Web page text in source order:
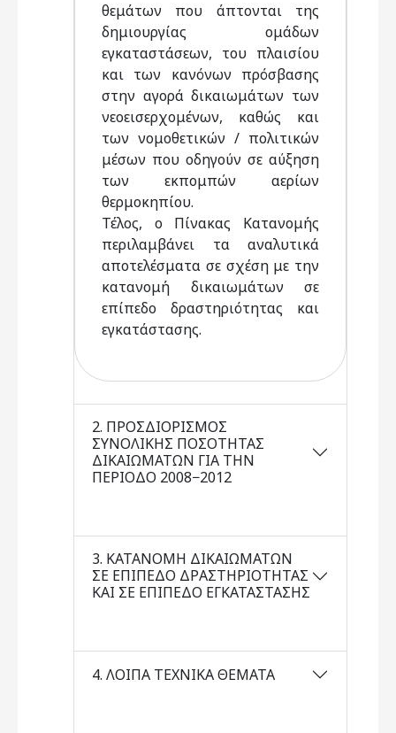
θεμάτων που άπτονται της
δημιουργίας ομάδων
εγκαταστάσεων, του πλαισίου
και των κανόνων πρόσβασης
στην αγορά δικαιωμάτων των
νεοεισερχομένων, καθώς και
των νομοθετικών / πολιτικών
μέσων που οδηγούν σε αύξηση
των εκπομπών αερίων
θερμοκηπίου.
Τέλος, ο Πίνακας Κατανομής
περιλαμβάνει τα αναλυτικά
αποτελέσματα σε σχέση με την
κατανομή δικαιωμάτων σε
επίπεδο δραστηριότητας και
εγκατάστασης.
2. ΠΡΟΣΔΙΟΡΙΣΜΟΣ
ΣΥΝΟΛΙΚΗΣ ΠΟΣΟΤΗΤΑΣ
ΔΙΚΑΙΩΜΑΤΩΝ ΓΙΑ ΤΗΝ
ΠΕΡΙΟΔΟ 2008−2012
3. KATANOMH ΔΙΚΑΙΩΜΑΤΩΝ
ΣΕ ΕΠΙΠΕΔΟ ΔΡΑΣΤΗΡΙΟΤΗΤΑΣ
ΚΑΙ ΣΕ ΕΠΙΠΕΔΟ ΕΓΚΑΤΑΣΤΑΣΗΣ
4. ΛΟΙΠΑ ΤΕΧΝΙΚΑ ΘΕΜΑΤΑ